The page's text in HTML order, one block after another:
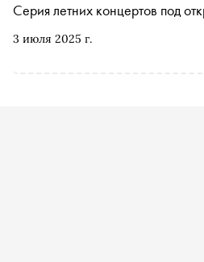
3 июля 2025 г.
Серия летних концертов под